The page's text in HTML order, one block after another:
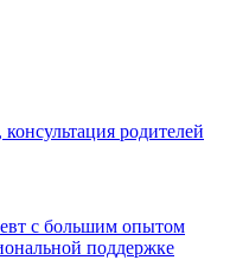
родителей
с большим опытом
поддержке